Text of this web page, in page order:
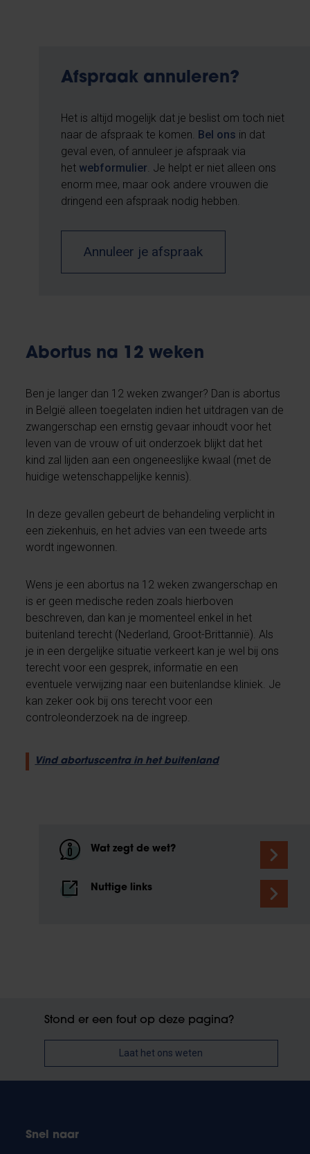
Afspraak annuleren?
Het is altijd mogelijk dat je beslist om toch niet
naar de afspraak te komen. Bel ons in dat
geval even, of annuleer je afspraak via
het webformulier. Je helpt er niet alleen ons
enorm mee, maar ook andere vrouwen die
dringend een afspraak nodig hebben.
Annuleer je afspraak
Abortus na 12 weken
Ben je langer dan 12 weken zwanger? Dan is abortus
in België alleen toegelaten indien het uitdragen van de
zwangerschap een ernstig gevaar inhoudt voor het
leven van de vrouw of uit onderzoek blijkt dat het
kind zal lijden aan een ongeneeslijke kwaal (met de
huidige wetenschappelijke kennis).
In deze gevallen gebeurt de behandeling verplicht in
een ziekenhuis, en het advies van een tweede arts
wordt ingewonnen.
Wens je een abortus na 12 weken zwangerschap en
is er geen medische reden zoals hierboven
beschreven, dan kan je momenteel enkel in het
buitenland terecht (Nederland, Groot-Brittannië). Als
je in een dergelijke situatie verkeert kan je wel bij ons
terecht voor een gesprek, informatie en een
eventuele verwijzing naar een buitenlandse kliniek. Je
kan zeker ook bij ons terecht voor een
controleonderzoek na de ingreep.
Vind abortuscentra in het buitenland
Wat zegt de wet?
Nuttige links
Stond er een fout op deze pagina?
Laat het ons weten
Snel naar